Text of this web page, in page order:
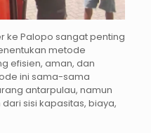
ke Palopo sangat penting
metode
efisien, aman, dan
ini sama-sama
antarpulau, namun
sisi kapasitas, biaya,